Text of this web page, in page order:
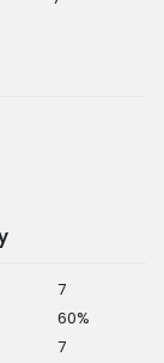
7
60%
7